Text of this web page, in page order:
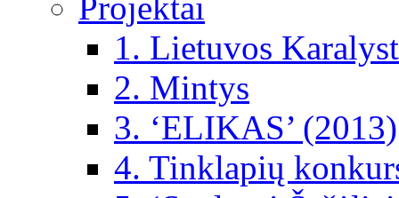
1. Lietuvos
2. Mintys
3. ‘ELIKAS’ (2013)
4. Tinklapių